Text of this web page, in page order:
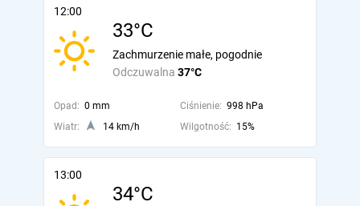
12:00
33°C
Odczuwalna 37°C
Zachmurzenie małe, pogodnie
Opad: 0 mm Ciśnienie: 998 hPa
Wiatr:
14 km/h Wilgotność: 15%
13:00
34°C